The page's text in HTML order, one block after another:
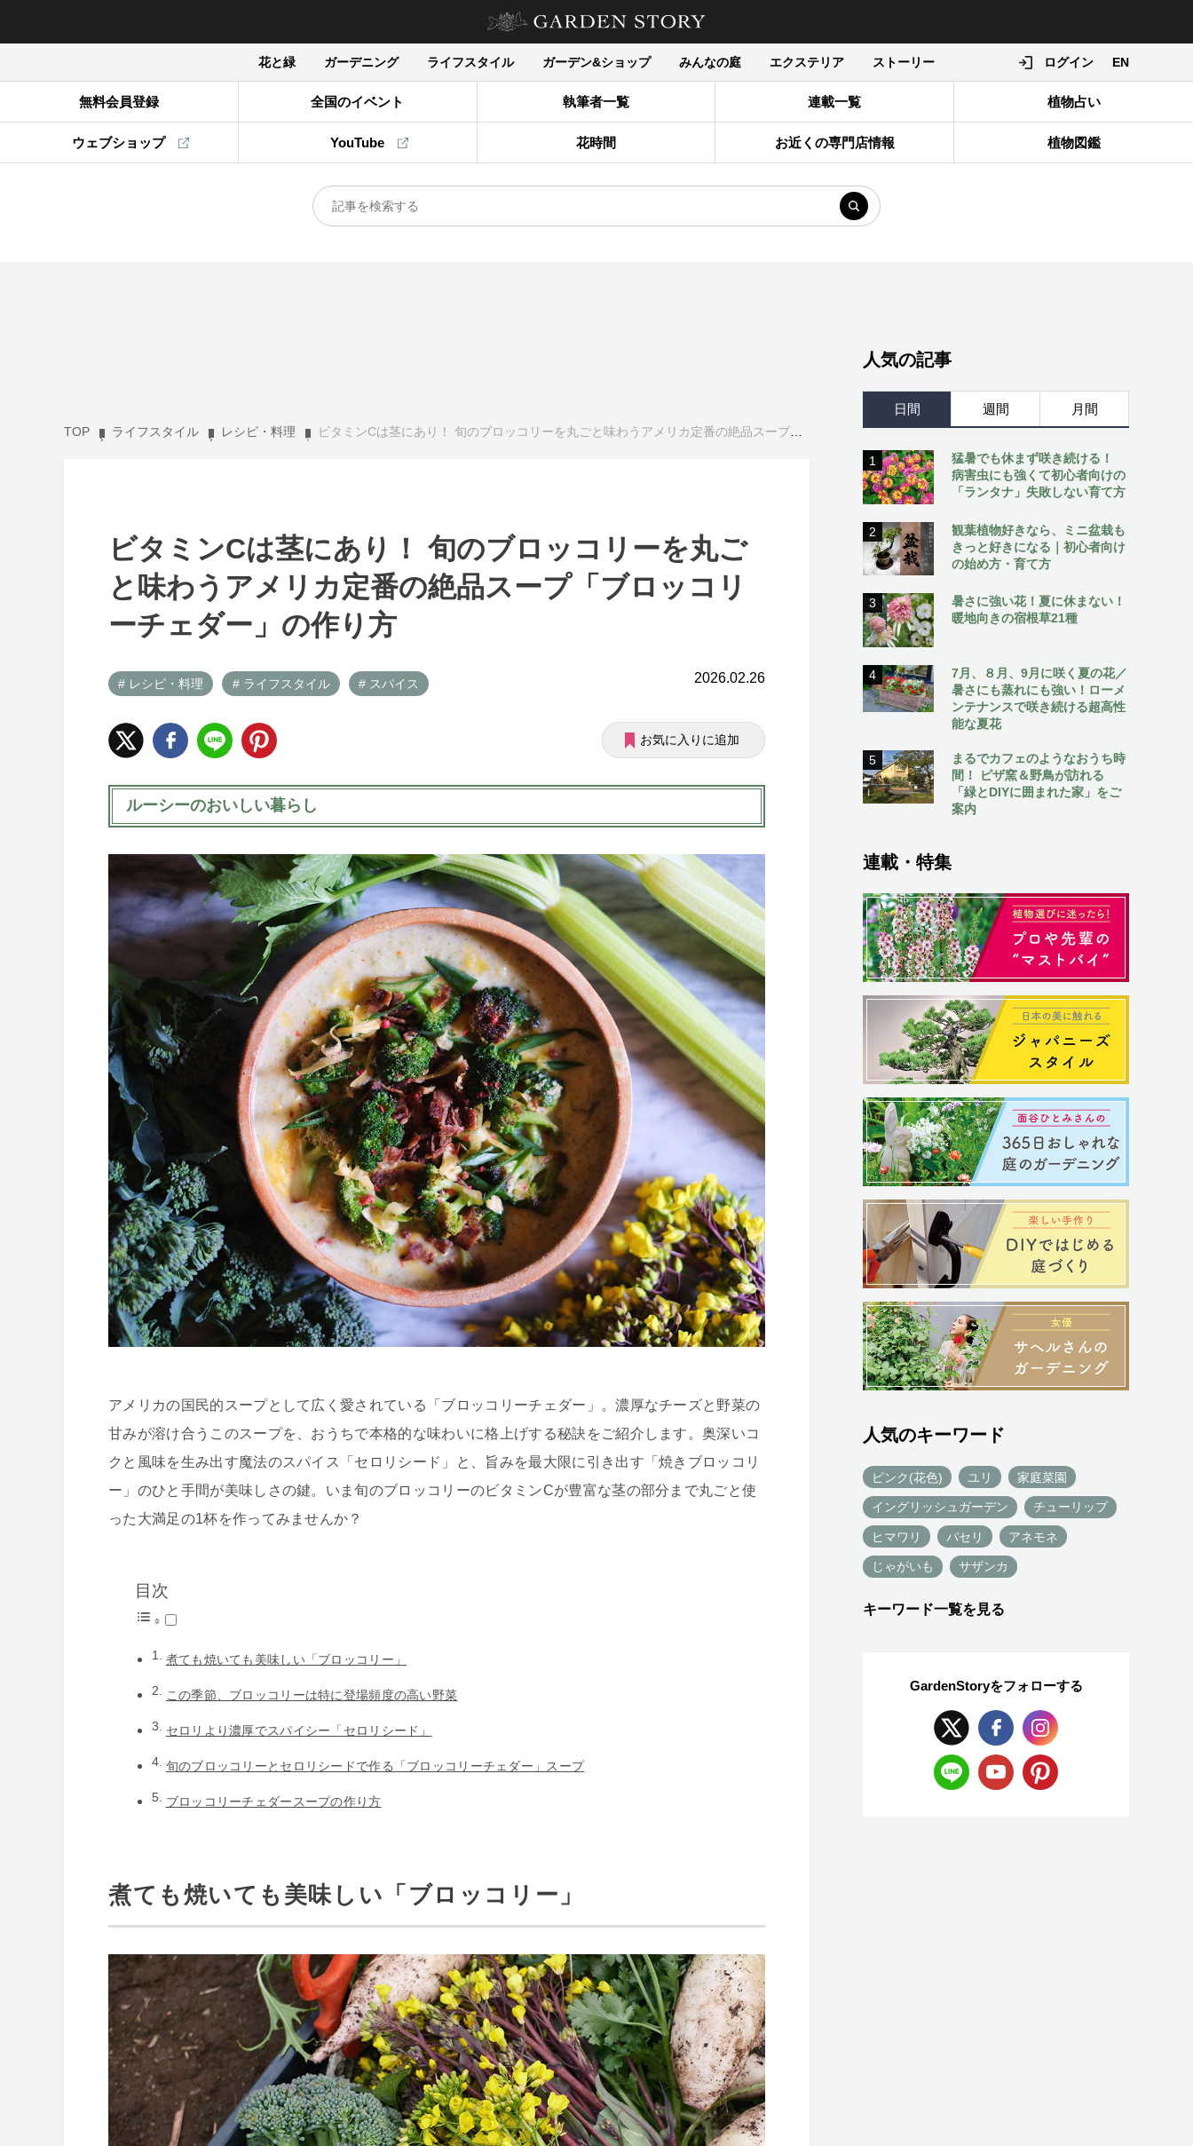
花と緑 ガーデニング ライフスタイル ガーデン&ショップ みんなの庭 エクステリア ストーリー ログイン EN
無料会員登録 全国のイベント 執筆者一覧 連載一覧 植物占い
ウェブショップ YouTube 花時間 お近くの専門店情報 植物図鑑
TOP ライフスタイル レシピ・料理 ビタミンCは茎にあり！ 旬のブロッコリーを丸ごと味わうアメリカ定番の絶品スープ「ブロッコリーチェダー」の作り方
ビタミンCは茎にあり！ 旬のブロッコリーを丸ご
と味わうアメリカ定番の絶品スープ「ブロッコリ
ーチェダー」の作り方
# レシピ・料理 # ライフスタイル # スパイス 2026.02.26
お気に入りに追加
ルーシーのおいしい暮らし
アメリカの国民的スープとして広く愛されている「ブロッコリーチェダー」。濃厚なチーズと野菜の
甘みが溶け合うこのスープを、おうちで本格的な味わいに格上げする秘訣をご紹介します。奥深いコ
クと風味を生み出す魔法のスパイス「セロリシード」と、旨みを最大限に引き出す「焼きブロッコリ
ー」のひと手間が美味しさの鍵。いま旬のブロッコリーのビタミンCが豊富な茎の部分まで丸ごと使
った大満足の1杯を作ってみませんか？
目次
煮ても焼いても美味しい「ブロッコリー」
この季節、ブロッコリーは特に登場頻度の高い野菜
セロリより濃厚でスパイシー「セロリシード」
旬のブロッコリーとセロリシードで作る「ブロッコリーチェダー」スープ
ブロッコリーチェダースープの作り方
煮ても焼いても美味しい「ブロッコリー」
人気の記事
日間 週間 月間
1
猛暑でも休まず咲き続ける！
病害虫にも強くて初心者向けの
「ランタナ」失敗しない育て方
2
観葉植物好きなら、ミニ盆栽も
きっと好きになる｜初心者向け
の始め方・育て方
3
暑さに強い花！夏に休まない！
暖地向きの宿根草21種
4
7月、８月、9月に咲く夏の花／
暑さにも蒸れにも強い！ローメ
ンテナンスで咲き続ける超高性
能な夏花
5
まるでカフェのようなおうち時
間！ ピザ窯＆野鳥が訪れる
「緑とDIYに囲まれた家」をご
案内
連載・特集
人気のキーワード
ピンク(花色) ユリ 家庭菜園
イングリッシュガーデン チューリップ
ヒマワリ パセリ アネモネ
じゃがいも サザンカ
キーワード一覧を見る
GardenStoryをフォローする